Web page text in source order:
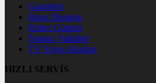
Gazeteler
Hava Durumu
Haber Gönder
Namaz Vakitleri
TV Yayın Akışları
HIZLI SERVİS